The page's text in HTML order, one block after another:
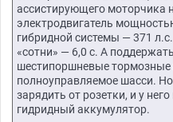
ассистирующего моторчика
электродвигатель
гибридной системы — 371
«сотни» — 6,0 с. А
шестипоршневые тормозные
полноуправляемое шасси.
зарядить от розетки, и у
гидридный аккумулятор.